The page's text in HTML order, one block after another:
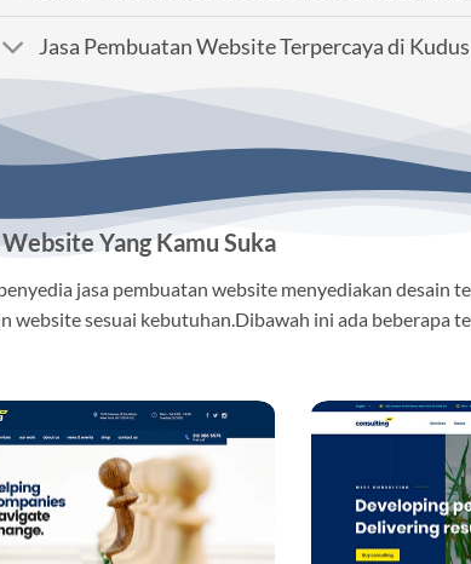
Jasa Pembuatan Website Terpercaya di Kudus
Yang Kamu Suka
jasa pembuatan website menyediakan
website sesuai kebutuhan.Dibawah ini ada beberapa